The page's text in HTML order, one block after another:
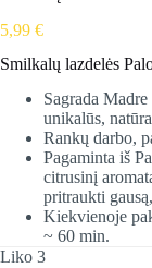
5,99 €
Smilkalų lazdelės
Sagrada
unikalūs,
Rankų darbo,
Pagaminta iš
citrusinį
pritraukti
Kiekvienoje
~ 60 min.
Liko 3